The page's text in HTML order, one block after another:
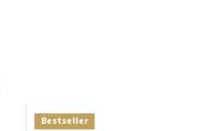
Bestseller